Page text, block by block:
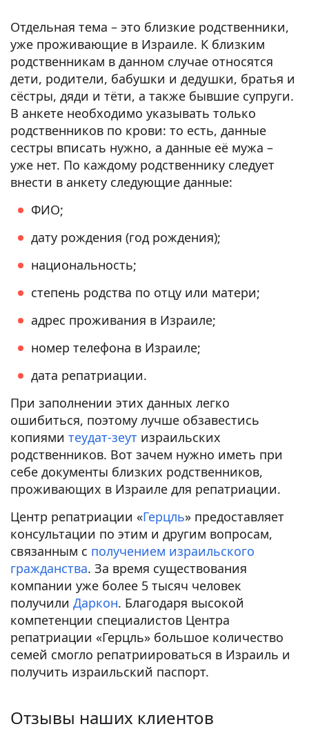
Отдельная тема – это близкие родственники,
уже проживающие в Израиле. К близким
родственникам в данном случае относятся
дети, родители, бабушки и дедушки, братья и
сёстры, дяди и тёти, а также бывшие супруги.
В анкете необходимо указывать только
родственников по крови: то есть, данные
сестры вписать нужно, а данные её мужа –
уже нет. По каждому родственнику следует
внести в анкету следующие данные:
ФИО;
дату рождения (год рождения);
национальность;
степень родства по отцу или матери;
адрес проживания в Израиле;
номер телефона в Израиле;
дата репатриации.
При заполнении этих данных легко
ошибиться, поэтому лучше обзавестись
копиями теудат-зеут израильских
родственников. Вот зачем нужно иметь при
себе документы близких родственников,
проживающих в Израиле для репатриации.
Центр репатриации «Герцль» предоставляет
консультации по этим и другим вопросам,
связанным с получением израильского
гражданства. За время существования
компании уже более 5 тысяч человек
получили Даркон. Благодаря высокой
компетенции специалистов Центра
репатриации «Герцль» большое количество
семей смогло репатриироваться в Израиль и
получить израильский паспорт.
Отзывы наших клиентов